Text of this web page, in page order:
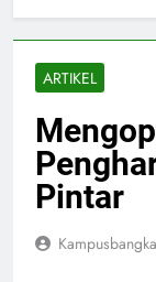
ARTIKEL
Pintar
Kampusbangka